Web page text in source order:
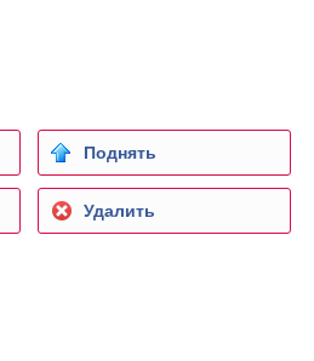
Поднять
Удалить